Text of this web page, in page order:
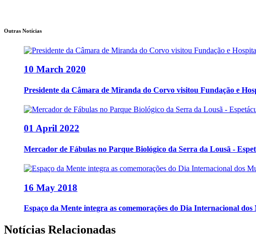
Outras Notícias
10 March 2020
Presidente da Câmara de Miranda do Corvo visitou Fundação e
01 April 2022
Mercador de Fábulas no Parque Biológico da Serra da Lousã -
16 May 2018
Espaço da Mente integra as comemorações do Dia Internacional dos
Notícias Relacionadas